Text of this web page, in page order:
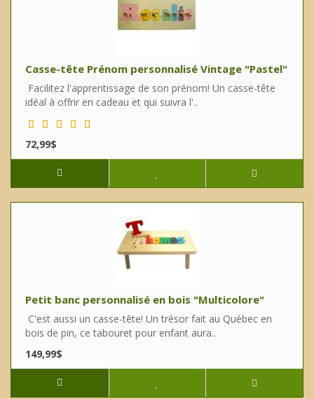
Casse-tête Prénom personnalisé Vintage "Pastel"
Facilitez l'apprentissage de son prénom! Un casse-tête
idéal à offrir en cadeau et qui suivra l'..
72,99$
Petit banc personnalisé en bois "Multicolore"
C'est aussi un casse-tête! Un trésor fait au Québec en
bois de pin, ce tabouret pour enfant aura..
149,99$